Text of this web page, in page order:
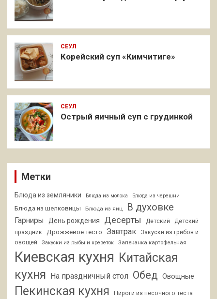
СЕУЛ
Корейский суп «Кимчитиге»
СЕУЛ
Острый яичный суп с грудинкой
Метки
Блюда из земляники Блюда из молока Блюда из черешни
Блюда из шелковицы Блюда из яиц В духовке
Гарниры День рождения Десерты Детский
Детский
праздник
Дрожжевое тесто Завтрак
Закуски из грибов и
овощей
Закуски из рыбы и креветок Запеканка картофельная
Киевская кухня Китайская
кухня На праздничный стол Обед Овощные
Пекинская кухня Пироги из песочного теста